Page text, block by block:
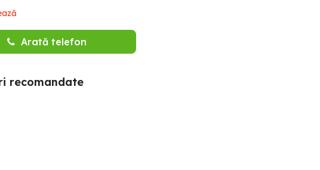
Arată telefon
recomandate